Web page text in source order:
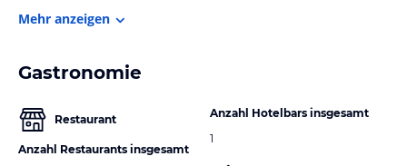
Mehr anzeigen
Gastronomie
Restaurant
Anzahl Restaurants insgesamt
Anzahl Hotelbars insgesamt
1